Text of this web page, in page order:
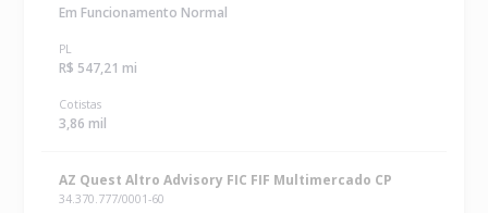
Em Funcionamento Normal
PL
R$ 547,21 mi
Cotistas
3,86 mil
AZ Quest Altro Advisory FIC FIF Multimercado CP
34.370.777/0001-60